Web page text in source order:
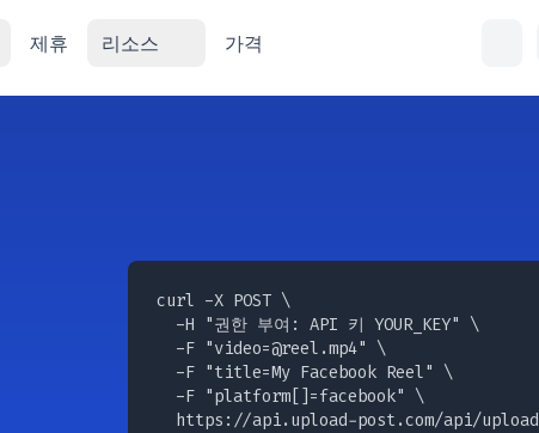
제휴 리소스 가격
curl -X POST \
  -H "권한 부여: API 키 YOUR_KEY" \
  -F "
video=@reel.mp4" \
  -F "title=My Facebook Reel" \
  -F "platform[]=facebook" \
  https://api.upload-post.com/api/upload